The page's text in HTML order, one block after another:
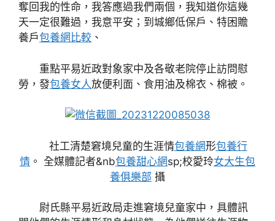
奪回我的性命，我答應過我們兩個，我知道你這幾
天一定很難過，我意平安；到城鄉低保戶、特困贍
養戶包養網比較 、
重點平易近政對象家中及各敬老院停止訪問慰
勞，發包養女人放便利面、食用油及棉衣、棉被。
社工清楚窘境兒童的生涯情包養網形包養行
情 。 全媒體記者&nb包養甜心網sp;校愛玲女大生包
養俱樂部 攝
尉氏縣平易近政局走進窘境兒童家中，具體訊